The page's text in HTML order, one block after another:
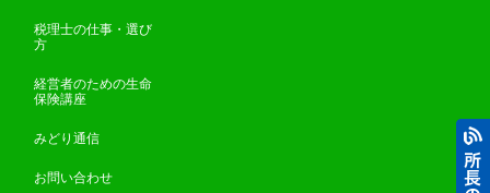
税理士の仕事・選び
方
経営者のための生命
保険講座
みどり通信
お問い合わせ